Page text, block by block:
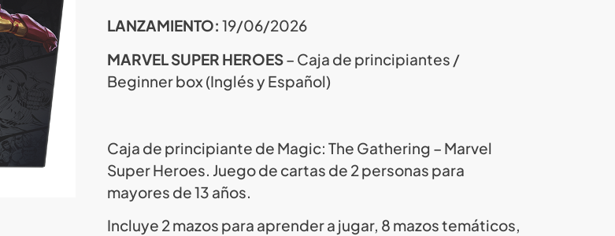
LANZAMIENTO: 19/06/2026
MARVEL SUPER HEROES– Caja de principiantes /
Beginner box (Inglés y Español)
Caja de principiante de Magic: The Gathering – Marvel
Super Heroes. Juego de cartas de 2 personas para
mayores de 13 años.
Incluye 2 mazos para aprender a jugar, 8 mazos temáticos,